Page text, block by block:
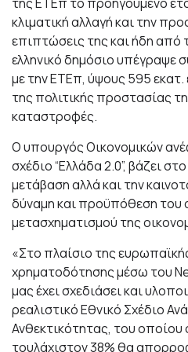
κλιματική αλλαγή και την
επιπτώσεις της και ήδη από
ελληνικό δημόσιο υπέγραψε
με την ΕΤΕπ, ύψους 595 εκατ.
της πολιτικής προστασίας
καταστροφές.
Ο υπουργός Οικονομικών
σχέδιο “Ελλάδα 2.0”, βάζει
μετάβαση αλλά και την
δύναμη και προϋπόθεση του
μετασχηματισμού της
«Στο πλαίσιο της
χρηματοδότησης μέσω του
μας έχει σχεδιάσει και
ρεαλιστικό Εθνικό Σχέδιο
Ανθεκτικότητας, του οποίου
τουλάχιστον 38% θα